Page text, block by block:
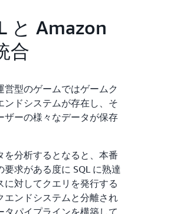
と Amazon
合
型のゲームではゲームク
ンドシステムが存在し、そ
ザーの様々なデータが保存
分析するとなると、本番
求がある度に SQL に熟達
対してクエリを発行する
エンドシステムと分離され
パイプラインを構築して